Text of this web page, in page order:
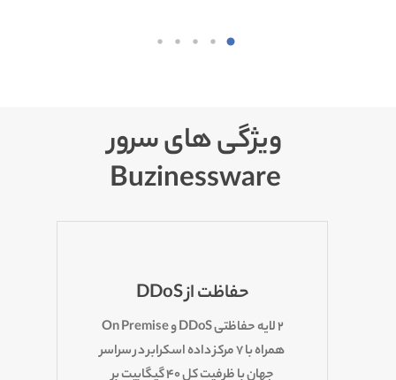
ویژگی های سرور
Buzinessware
حفاظت از DDoS
۲ لایه حفاظتی DDoS و On Premise
همراه با ۷ مرکز داده اسکرابر در سراسر
جهان با ظرفیت کل ۴۰ گیگابیت بر